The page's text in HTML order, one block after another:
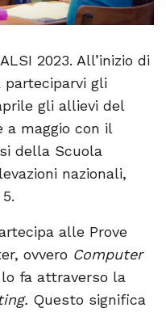
2023. All’inizio di
parteciparvi gli
gli allievi del
a maggio con il
della Scuola
nazionali,
alle Prove
ovvero Computer
fa attraverso la
Questo significa